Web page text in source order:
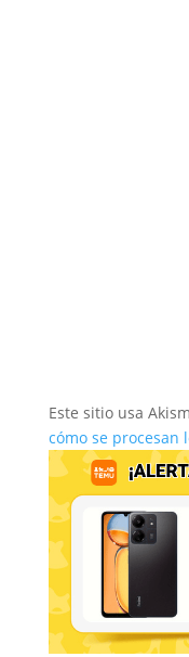
Este sitio usa
cómo se procesan